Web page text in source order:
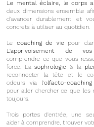
Le mental éclaire, le corps
deux dimensions ensemble
d'avancer durablement et
concrets à utiliser au quotidien.
Le coaching de vie pour
L'apprivoisement de
comprendre ce que vous
force. Lasophrologie & la
reconnecter la tête et le
odeurs via l'olfacto-
pour aller chercher ce que les
toujours.
Trois portes d'entrée, une
aider à comprendre, trouver